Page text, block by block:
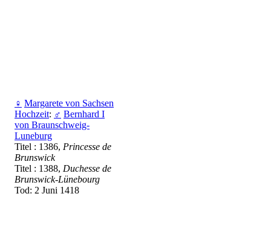
♀ Margarete von Sachsen
Hochzeit: ♂ Bernhard I
von Braunschweig-
Luneburg
Titel : 1386, Princesse de
Brunswick
Titel : 1388, Duchesse de
Brunswick-Lünebourg
Tod: 2 Juni 1418